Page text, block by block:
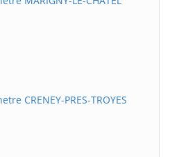
CRENEY-PRES-TROYES